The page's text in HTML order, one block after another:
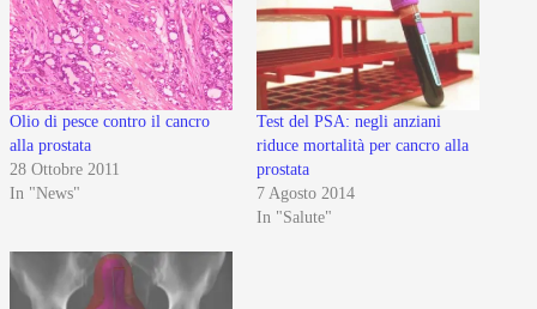
Olio di pesce contro il cancro
alla prostata
28 Ottobre 2011
In "News"
Test del PSA: negli anziani
riduce mortalità per cancro alla
prostata
7 Agosto 2014
In "Salute"